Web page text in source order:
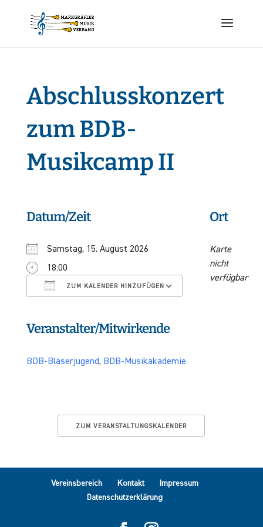
Abschlusskonzert
zum BDB-
Musikcamp II
Datum/Zeit
Samstag, 15. August 2026
18:00
ZUM KALENDER HINZUFÜGEN
ICS herunterladen Google Kalender
Veranstalter/Mitwirkende
BDB-Bläserjugend, BDB-Musikakademie
Ort
Karte
nicht
verfügbar
ZUM VERANSTALTUNGSKALENDER
Vereinsbereich Kontakt
Impressum
Datenschutzerklärung